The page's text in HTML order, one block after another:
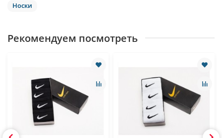
Носки
Рекомендуем посмотреть